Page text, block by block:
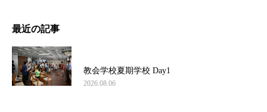
最近の記事
教会学校夏期学校 Day1
2026.08.06